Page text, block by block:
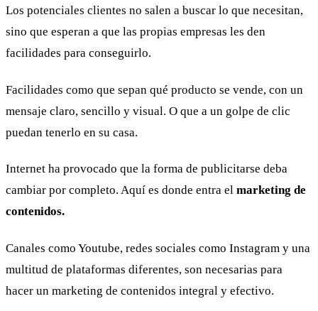
Los potenciales clientes no salen a buscar lo que necesitan,
sino que esperan a que las propias empresas les den
facilidades para conseguirlo.
Facilidades como que sepan qué producto se vende, con un
mensaje claro, sencillo y visual. O que a un golpe de clic
puedan tenerlo en su casa.
Internet ha provocado que la forma de publicitarse deba
cambiar por completo. Aquí es donde entra el marketing de
contenidos.
Canales como Youtube, redes sociales como Instagram y una
multitud de plataformas diferentes, son necesarias para
hacer un marketing de contenidos integral y efectivo.